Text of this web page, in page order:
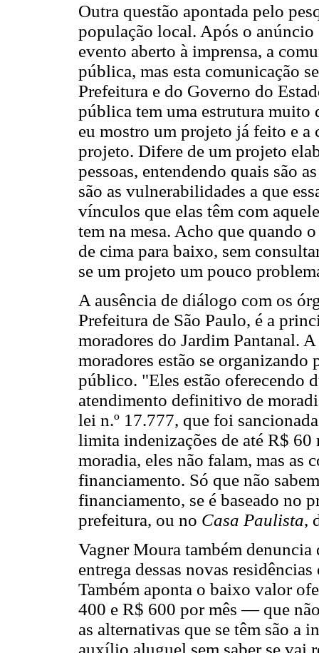
Outra questão apontada pelo
população local. Após o
evento aberto à imprensa, a
pública, mas esta comunicação
Prefeitura e do Governo do
pública tem uma estrutura muito
eu mostro um projeto já feito e a
projeto. Difere de um projeto
pessoas, entendendo quais são
são as vulnerabilidades a que
vínculos que elas têm com
tem na mesa. Acho que quando
de cima para baixo, sem
se um projeto um pouco
A ausência de diálogo com os
Prefeitura de São Paulo, é a
moradores do Jardim Pantanal.
moradores estão se
público. "Eles estão oferecendo
atendimento definitivo de
lei n.º 17.777, que foi
limita indenizações de até R$
moradia, eles não falam, mas as
financiamento. Só que não
financiamento, se é baseado no
prefeitura, ou no Casa Paulista,
Vagner Moura também
entrega dessas novas
Também aponta o baixo valor
400 e R$ 600 por mês — que
as alternativas que se têm são a
auxílio aluguel sem saber se vai